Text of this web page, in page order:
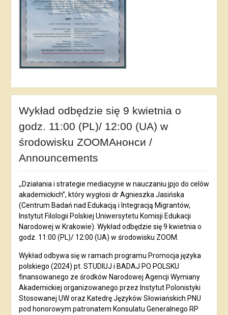
Wykład odbędzie się 9 kwietnia o
godz. 11:00 (PL)/ 12:00 (UA) w
środowisku ZOOMАнонси /
Announcements
,,Działania i strategie mediacyjne w nauczaniu jpjo do celów
akademickich”, który wygłosi dr Agnieszka Jasińska
(Centrum Badań nad Edukacją i Integracją Migrantów,
Instytut Filologii Polskiej Uniwersytetu Komisji Edukacji
Narodowej w Krakowie). Wykład odbędzie się 9 kwietnia o
godz. 11:00 (PL)/ 12:00 (UA) w środowisku ZOOM.
Wykład odbywa się w ramach programu Promocja języka
polskiego (2024) pt. STUDIUJ i BADAJ PO POLSKU
finansowanego ze środków Narodowej Agencji Wymiany
Akademickiej organizowanego przez Instytut Polonistyki
Stosowanej UW oraz Katedrę Języków Słowiańskich PNU
pod honorowym patronatem Konsulatu Generalnego RP